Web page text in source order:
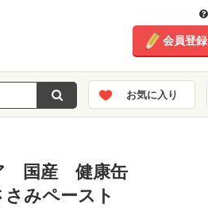
会員登録
お気に入り
国産 健康缶
みペースト